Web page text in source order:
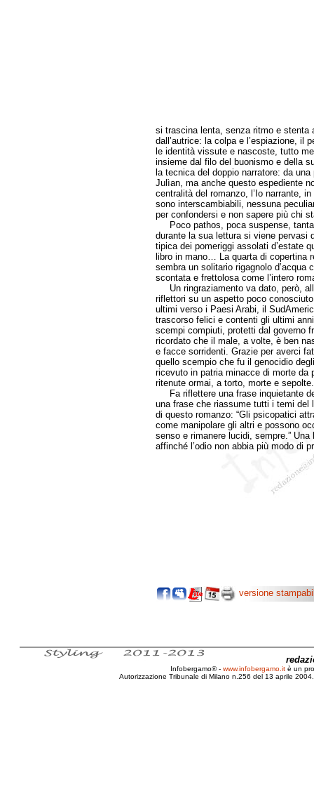
si trascina lenta, senza ritmo e stenta
dall’autrice: la colpa e l’espiazione, il
le identità vissute e nascoste, tutto
insieme dal filo del buonismo e della
la tecnica del doppio narratore: da
Julìan, ma anche questo espediente
centralità del romanzo, l’Io narrante,
sono interscambiabili, nessuna
per confondersi e non sapere più chi
Poco pathos, poca suspense, tanta
durante la sua lettura si viene pervasi
tipica dei pomeriggi assolati d’estate
libro in mano… La quarta di copertina
sembra un solitario rigagnolo
scontata e frettolosa come l’intero
Un ringraziamento va dato, però,
riflettori su un aspetto poco
ultimi verso i Paesi Arabi, il
trascorso felici e contenti gli ultimi
scempi compiuti, protetti dal governo
ricordato che il male, a volte, è ben
e facce sorridenti. Grazie per averci
quello scempio che fu il genocidio
ricevuto in patria minacce di morte da
ritenute ormai, a torto, morte e sepolte.
Fa riflettere una frase inquietante
una frase che riassume tutti i temi del
di questo romanzo: “Gli psicopatici
come manipolare gli altri e possono
senso e rimanere lucidi, sempre.”
affinché l’odio non abbia più modo di
Cristina
versione
Infobergamo® - www.infobergamo.it è un
Autorizzazione Tribunale di Milano n.256 del 13 aprile